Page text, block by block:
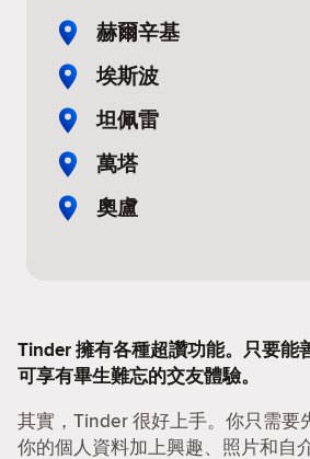
赫爾辛基
埃斯波
坦佩雷
萬塔
奧盧
Tinder 擁有各種超讚功能。只要能
可享有畢生難忘的交友體驗。
其實，Tinder 很好上手。你只需要
你的個人資料加上興趣、照片和自